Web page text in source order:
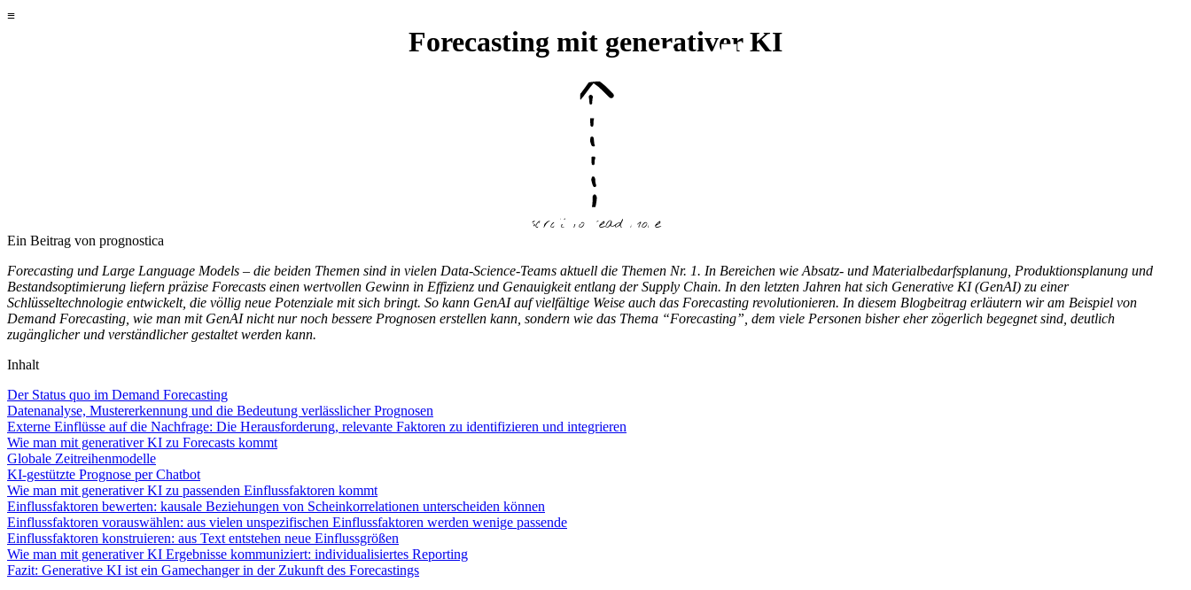
Forecasting mit generativer KI
scroll to read more
Ein Beitrag von prognostica
Forecasting und Large Language Models – die beiden Themen sind in vielen Data-Science-Teams aktuell die Themen Nr. 1. In Bereichen wie Absatz- und Materialbedarfsplanung, Produktionsplanung und
Bestandsoptimierung liefern präzise Forecasts einen wertvollen Gewinn in Effizienz und Genauigkeit entlang der Supply Chain. In den letzten Jahren hat sich Generative KI (GenAI) zu einer
Schlüsseltechnologie entwickelt, die völlig neue Potenziale mit sich bringt. So kann GenAI auf vielfältige Weise auch das Forecasting revolutionieren. In diesem Blogbeitrag erläutern wir am Beispiel von
Demand Forecasting, wie man mit GenAI nicht nur noch bessere Prognosen erstellen kann, sondern wie das Thema “Forecasting”, dem viele Personen bisher eher zögerlich begegnet sind, deutlich
zugänglicher und verständlicher gestaltet werden kann.
Inhalt
Der Status quo im Demand Forecasting
Datenanalyse, Mustererkennung und die Bedeutung verlässlicher Prognosen
Externe Einflüsse auf die Nachfrage: Die Herausforderung, relevante Faktoren zu identifizieren und integrieren
Wie man mit generativer KI zu Forecasts kommt
Globale Zeitreihenmodelle
KI-gestützte Prognose per Chatbot
Wie man mit generativer KI zu passenden Einflussfaktoren kommt
Einflussfaktoren bewerten: kausale Beziehungen von Scheinkorrelationen unterscheiden können
Einflussfaktoren vorauswählen: aus vielen unspezifischen Einflussfaktoren werden wenige passende
Einflussfaktoren konstruieren: aus Text entstehen neue Einflussgrößen
Wie man mit generativer KI Ergebnisse kommuniziert: individualisiertes Reporting
Fazit: Generative KI ist ein Gamechanger in der Zukunft des Forecastings